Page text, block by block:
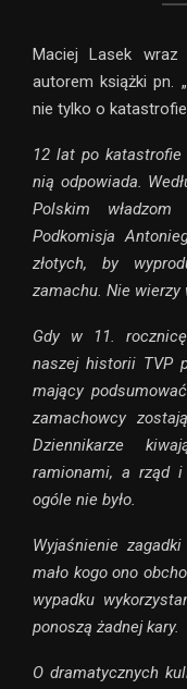
Maciej Lasek
autorem książki pn.
nie tylko o
12 lat po
nią odpowiada.
Polskim
Podkomisja
złotych, by
zamachu. Nie wierzy
Gdy w 11.
naszej historii TVP
mający
zamachowcy
Dziennikarze
ramionami, a rząd
ogóle nie było.
Wyjaśnienie
mało kogo ono
wypadku
ponoszą żadnej kary.
O dramatycznych